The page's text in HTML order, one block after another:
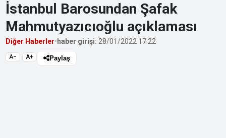
İstanbul Barosundan Şafak
Mahmutyazıcıoğlu açıklaması
Diğer Haberler• haber girişi: 28/01/2022 17:22
A− A+ Paylaş